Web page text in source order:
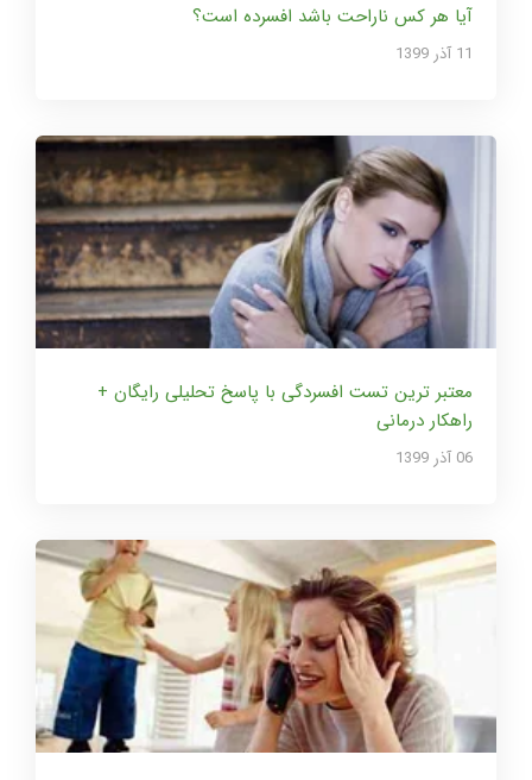
آیا هر کس ناراحت باشد افسرده است؟
11 آذر 1399
معتبر ترین تست افسردگی با پاسخ تحلیلی رایگان +
راهکار درمانی
06 آذر 1399